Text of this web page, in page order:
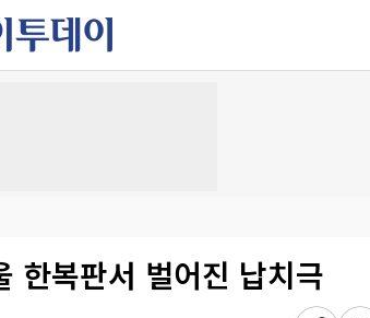
한복판서 벌어진 납치극